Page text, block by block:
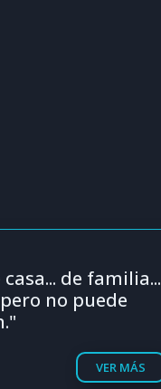
de familia...
no puede
VER MÁS